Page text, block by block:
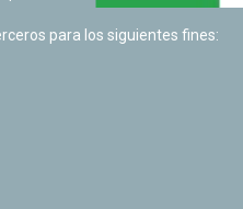
para los siguientes fines: